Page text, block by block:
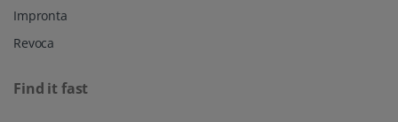
Impronta
Revoca
Find it fast